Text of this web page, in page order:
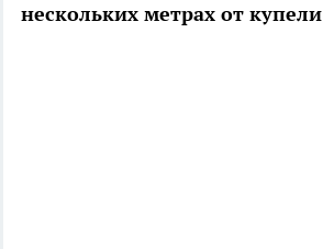
нескольких метрах от купели